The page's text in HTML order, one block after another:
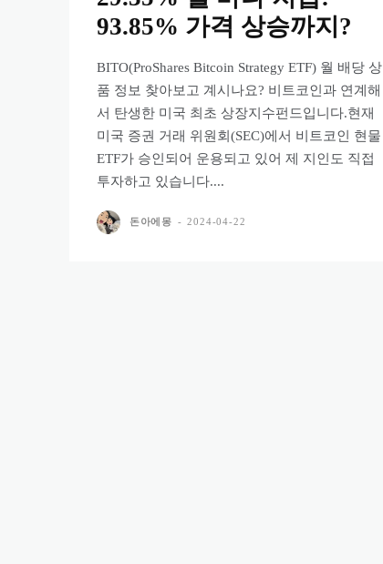
93.85% 가격 상승까지?
BITO(ProShares Bitcoin Strategy ETF) 월 배당 상
품 정보 찾아보고 계시나요? 비트코인과 연계해
서 탄생한 미국 최초 상장지수펀드입니다.현재
미국 증권 거래 위원회(SEC)에서 비트코인 현물
ETF가 승인되어 운용되고 있어 제 지인도 직접
투자하고 있습니다....
돈아에몽 - 2024-04-22